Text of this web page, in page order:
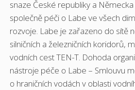
snaze České republiky a
společně péči o Labe ve všech
rozvoje. Labe je zařazeno do sítě
silničních a železničních koridorů,
vodních cest TEN-T. Dohoda
nástroje péče o Labe – Smlouvu
o hraničních vodách v oblasti